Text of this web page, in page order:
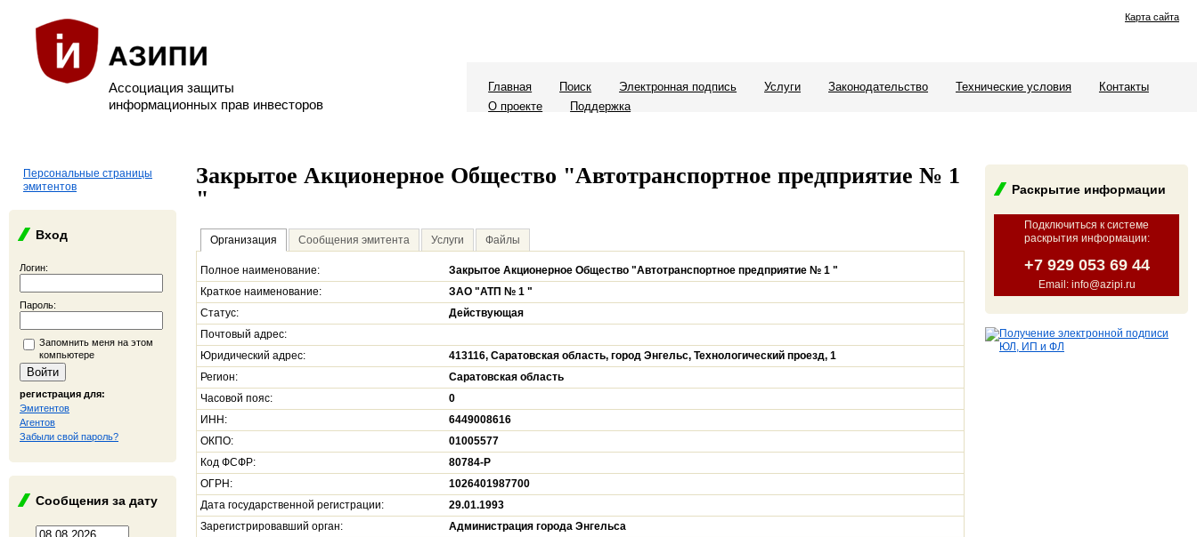
Ассоциация защиты
информационных прав инвесторов
Карта сайта
Главная Поиск Электронная подпись Услуги Законодательство Технические условия
Контакты
О проекте
Поддержка
Персональные страницы
эмитентов
Вход
Логин:
Пароль:
Запомнить меня на этом
компьютере
регистрация для:
Эмитентов
Агентов
Забыли свой пароль?
Сообщения за дату
Раскрытие информации
Подключиться к системе
раскрытия информации:
+7 929 053 69 44
Email: info@azipi.ru
Закрытое Акционерное Общество "Автотранспортное предприятие № 1
"
Организация Сообщения эмитента Услуги Файлы
Полное наименование:
Закрытое Акционерное Общество "Автотранспортное предприятие № 1 "
Краткое наименование:
ЗАО "АТП № 1 "
Статус:
Действующая
Почтовый адрес:
Юридический адрес:
413116, Саратовская область, город Энгельс, Технологический проезд, 1
Регион:
Саратовская область
Часовой пояс:
0
ИНН:
6449008616
ОКПО:
01005577
Код ФСФР:
80784-P
ОГРН:
1026401987700
Дата государственной регистрации:
29.01.1993
Зарегистрировавший орган:
Администрация города Энгельса